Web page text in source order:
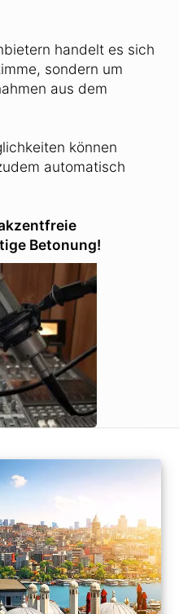
handelt es sich
sondern um
aus dem
können
automatisch
Betonung!